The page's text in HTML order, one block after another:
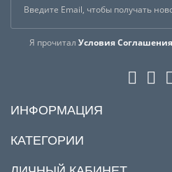
Я прочитал Условия Соглашения
ИНФОРМАЦИЯ
КАТЕГОРИИ